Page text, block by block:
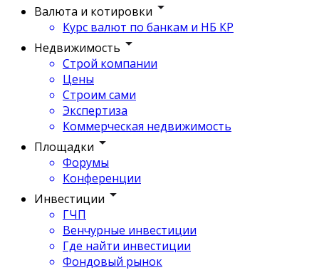
Валюта и котировки
Курс валют по банкам и НБ КР
Недвижимость
Строй компании
Цены
Строим сами
Экспертиза
Коммерческая недвижимость
Площадки
Форумы
Конференции
Инвестиции
ГЧП
Венчурные инвестиции
Где найти инвестиции
Фондовый рынок